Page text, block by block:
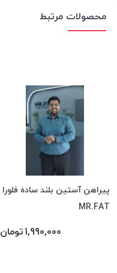
محصولات مرتبط
پیراهن آستین بلند ساده فلورا
MR.FAT
1,990,000تومان